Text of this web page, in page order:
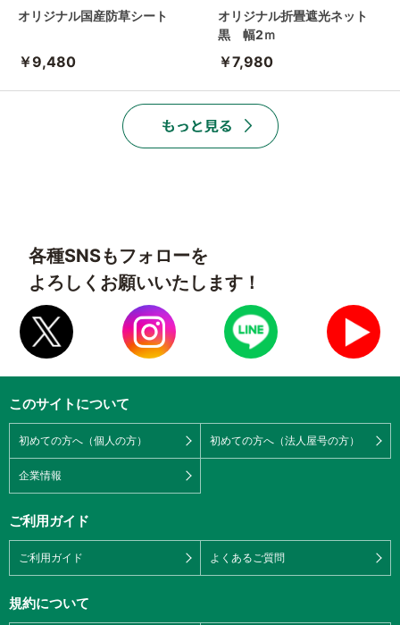
オリジナル国産防草シート
￥9,480
オリジナル折畳遮光ネット
黒 幅2ｍ
￥7,980
各種SNSもフォローを
よろしくお願いいたします！
このサイトについて
初めての方へ（個人の方） 初めての方へ（法人屋号の方）
企業情報
ご利用ガイド
ご利用ガイド よくあるご質問
規約について